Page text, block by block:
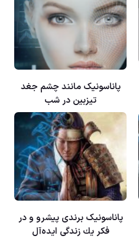
پاناسونيک مانند چشم جغد
تيزبين در شب
پاناسونيک برندی پيشرو و در
فكر يك زندگی ايده‌آل